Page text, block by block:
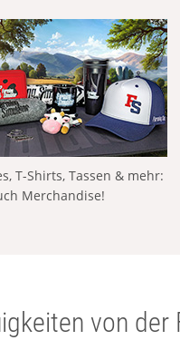
T-Shirts, Tassen & mehr:
Merchandise!
von der